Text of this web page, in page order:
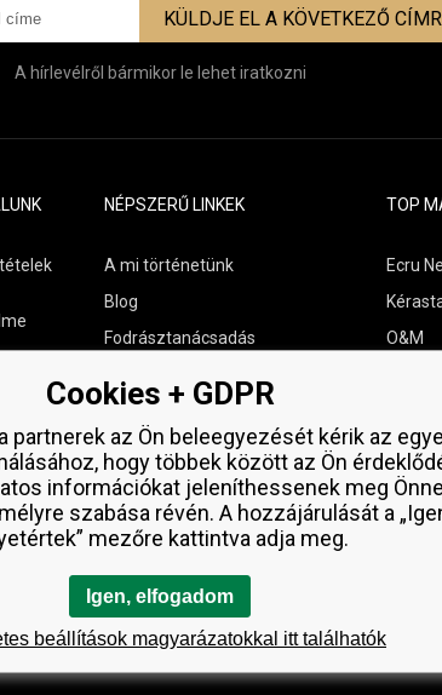
KÜLDJE EL A KÖVETKEZŐ
A hírlevélről bármikor le lehet iratkozni
NÉPSZERŰ LINKEK
A mi történetünk
Blog
Fodrásztanácsadás
Ingyenes minták
TOP
Ecru
O&M
Zenz
Cookies + GDPR
partnerek az Ön beleegyezését kérik az
hogy többek között az Ön
információkat jeleníthessenek meg
szabása révén. A hozzájárulását a
mezőre kattintva adja meg.
Igen, elfogadom
beállítások magyarázatokkal itt találhatók